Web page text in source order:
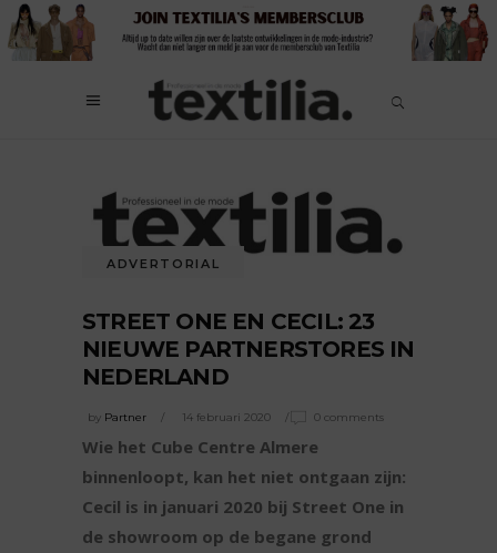
ADVERTORIAL
STREET ONE EN CECIL: 23
NIEUWE PARTNERSTORES IN
NEDERLAND
by Partner 14 februari 2020 0 comments
Wie het Cube Centre Almere
binnenloopt, kan het niet ontgaan zijn:
Cecil is in januari 2020 bij Street One in
de showroom op de begane grond